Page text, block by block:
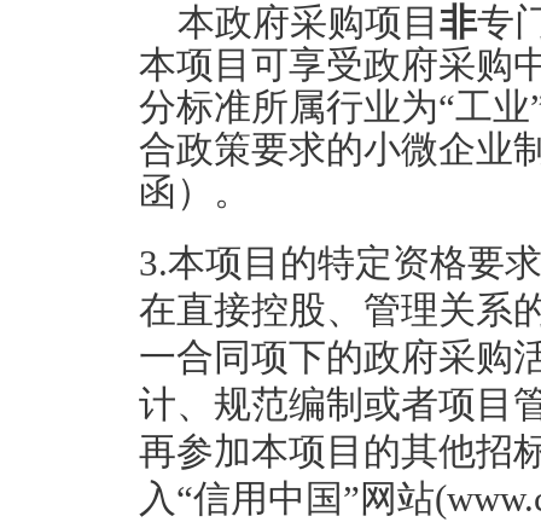
本政府采购项目 非专
本项目可享受政府采购
分标准所属行业为“工
合政策要求的小微企业
函）。
3.本项目的特定资格要
在直接控股、管理关系
一合同项下的政府采购
计、规范编制或者项目
再参加本项目的其他招
入“信用中国”网站